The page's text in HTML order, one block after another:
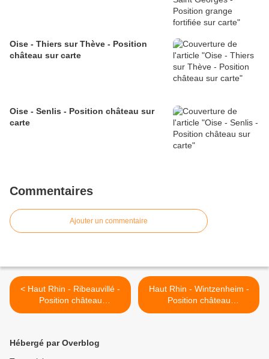
Oise - Thiers sur Thève - Position
château sur carte
Oise - Senlis - Position château sur
carte
Commentaires
Ajouter un commentaire
< Haut Rhin - Ribeauvillé -
Position château
Ribeaupierre 'Haut' sur
Haut Rhin - Wintzenheim -
Position château
Hohlandsbourg sur carte >
Hébergé par Overblog